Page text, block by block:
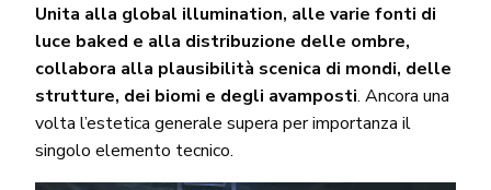
Unita alla global illumination, alle varie fonti di
luce baked e alla distribuzione delle ombre,
collabora alla plausibilità scenica di mondi, delle
strutture, dei biomi e degli avamposti. Ancora una
volta l’estetica generale supera per importanza il
singolo elemento tecnico.